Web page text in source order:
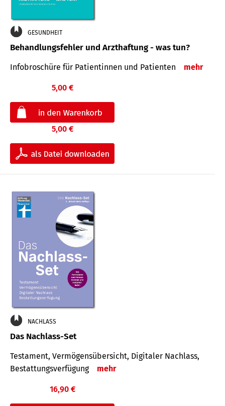
GESUNDHEIT
Behandlungsfehler und Arzthaftung - was tun?
Infobroschüre für Patientinnen und Patienten mehr
5,00 €
5,00 €
NACHLASS
Das Nachlass-Set
Testament, Vermögens­übersicht, Digitaler Nach­lass,
Bestat­tungs­ver­fügung
mehr
16,90 €